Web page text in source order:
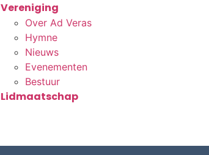
Vereniging
Over Ad Veras
Hymne
Nieuws
Evenementen
Bestuur
Lidmaatschap